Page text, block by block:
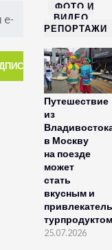
ФОТО И
ВИДЕО
РЕПОРТАЖИ
Путешествие
из
в Москву
на поезде
может
стать
вкусным и
турпродуктом
25.07.2026